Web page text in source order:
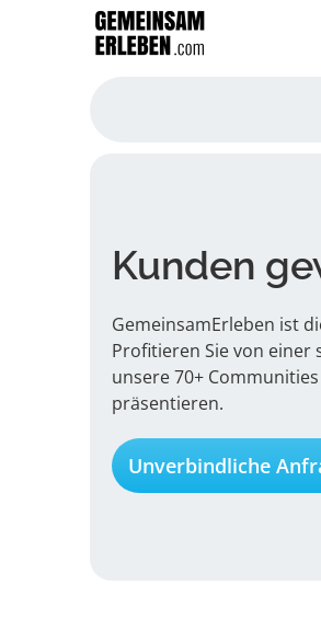
Kunden
GemeinsamErleben ist
Profitieren Sie von einer
unsere 70+
präsentieren.
Unverbindliche